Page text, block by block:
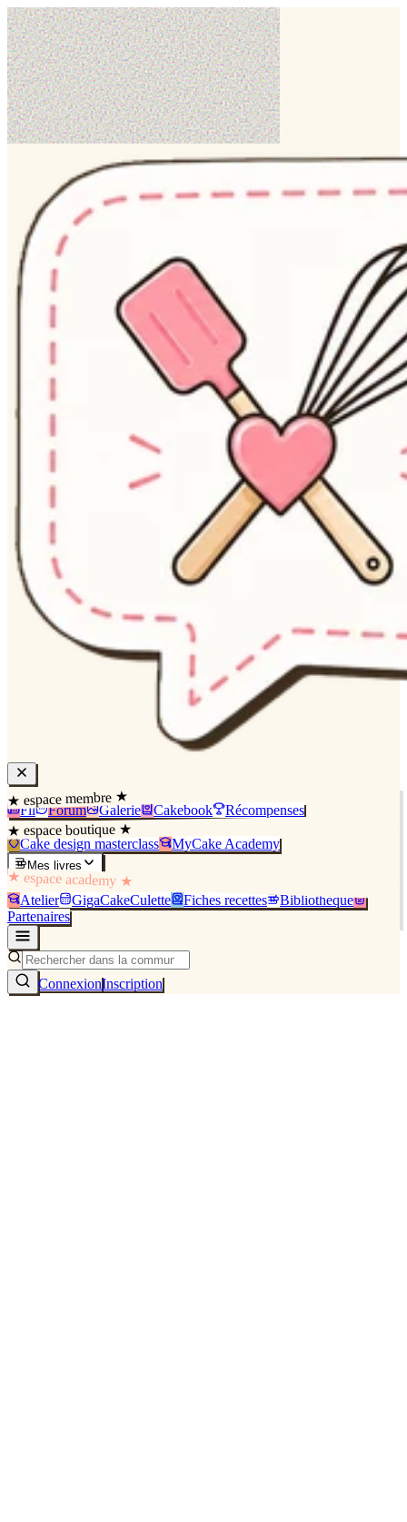
★ espace membre ★
Fil Forum Galerie Cakebook Récompenses
★ espace boutique ★
Cake design masterclass MyCake Academy
Mes livres
★ espace academy ★
Atelier GigaCakeCulette Fiches recettes
Bibliothèque
Partenaires
ConnexionInscription